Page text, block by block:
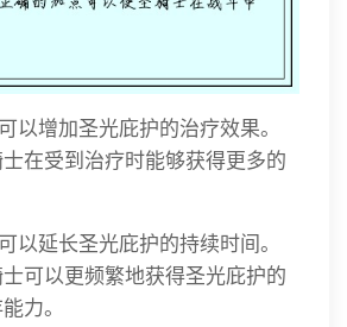
以增加圣光庇护的治疗效果。
在受到治疗时能够获得更多的
以延长圣光庇护的持续时间。
可以更频繁地获得圣光庇护的
力。